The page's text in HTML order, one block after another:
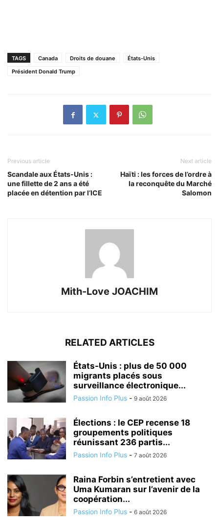
TAGS Canada Droits de douane
États-Unis
Président Donald Trump
Previous article
Scandale aux États-Unis :
une fillette de 2 ans a été
placée en détention par l’ICE
Next article
Haïti : les forces de l’ordre à
la reconquête du Marché
Salomon
Mith-Love JOACHIM
RELATED ARTICLES
États-Unis : plus de 50 000
migrants placés sous
surveillance électronique...
Passion Info Plus - 9 août 2026
Élections : le CEP recense 18
groupements politiques
réunissant 236 partis...
Passion Info Plus - 7 août 2026
Raina Forbin s’entretient avec
Uma Kumaran sur l’avenir de la
coopération...
Passion Info Plus - 6 août 2026